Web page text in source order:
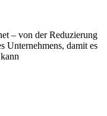
– von der Reduzierung
Unternehmens, damit es